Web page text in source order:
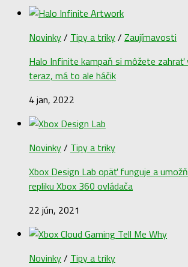
Novinky/ Tipy a triky/ Zaujímavosti
Halo Infinite kampaň si môžete
teraz, má to ale háčik
4 jan, 2022
Novinky/ Tipy a triky
Xbox Design Lab opäť funguje a
repliku Xbox 360 ovládača
22 jún, 2021
Novinky/ Tipy a triky